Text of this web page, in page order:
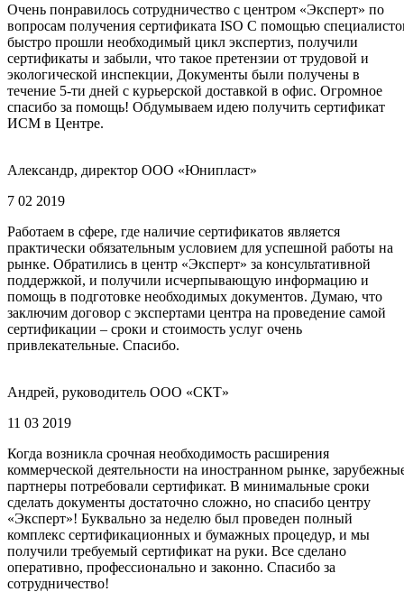
Очень понравилось сотрудничество с центром «Эксперт» по
вопросам получения сертификата ISO С помощью
быстро прошли необходимый цикл экспертиз, получили
сертификаты и забыли, что такое претензии от трудовой и
экологической инспекции, Документы были получены в
течение 5-ти дней с курьерской доставкой в офис. Огромное
спасибо за помощь! Обдумываем идею получить сертификат
ИСМ в Центре.
Александр, директор ООО «Юнипласт»
7 02 2019
Работаем в сфере, где наличие сертификатов является
практически обязательным условием для успешной работы на
рынке. Обратились в центр «Эксперт» за консультативной
поддержкой, и получили исчерпывающую информацию и
помощь в подготовке необходимых документов. Думаю, что
заключим договор с экспертами центра на проведение самой
сертификации – сроки и стоимость услуг очень
привлекательные. Спасибо.
Андрей, руководитель ООО «СКТ»
11 03 2019
Когда возникла срочная необходимость расширения
коммерческой деятельности на иностранном рынке,
партнеры потребовали сертификат. В минимальные сроки
сделать документы достаточно сложно, но спасибо центру
«Эксперт»! Буквально за неделю был проведен полный
комплекс сертификационных и бумажных процедур, и мы
получили требуемый сертификат на руки. Все сделано
оперативно, профессионально и законно. Спасибо за
сотрудничество!